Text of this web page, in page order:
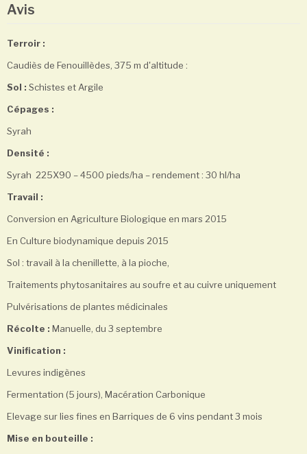
Avis
Terroir :
Caudiès de Fenouillèdes, 375 m d'altitude :
Sol : Schistes et Argile
Cépages :
Syrah
Densité :
Syrah 225X90 – 4500 pieds/ha – rendement : 30 hl/ha
Travail :
Conversion en Agriculture Biologique en mars 2015
En Culture biodynamique depuis 2015
Sol : travail à la chenillette, à la pioche,
Traitements phytosanitaires au soufre et au cuivre uniquement
Pulvérisations de plantes médicinales
Récolte : Manuelle, du 3 septembre
Vinification :
Levures indigènes
Fermentation (5 jours), Macération Carbonique
Elevage sur lies fines en Barriques de 6 vins pendant 3 mois
Mise en bouteille :